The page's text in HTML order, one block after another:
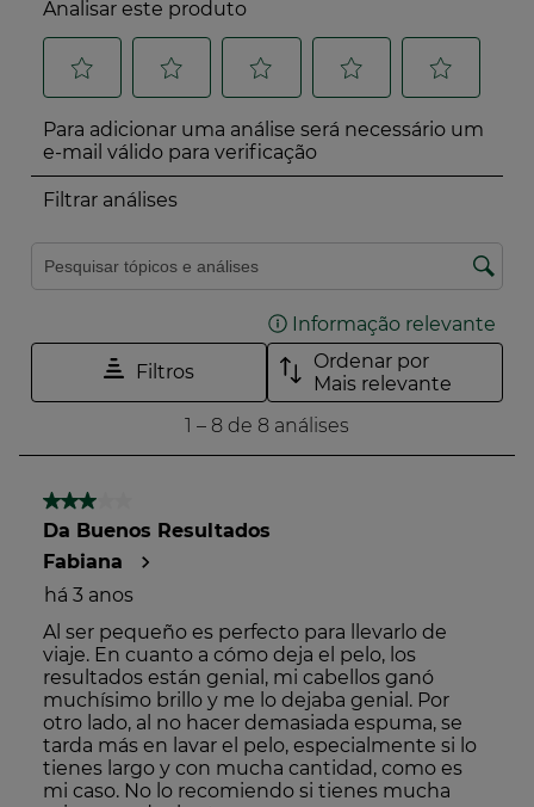
O Índice de Impacto Verde é uma ferramenta de
avaliação do impacto ambiental e social dos
produtos cosméticos, suplementos alimentares e
Desenvolvido em colaboração com 24 marcas
fundadoras, avalia os produtos em função de mais de